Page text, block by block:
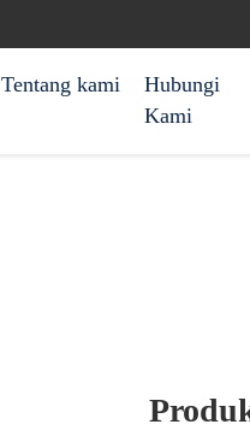
Tentang kami
Hubungi
Kami